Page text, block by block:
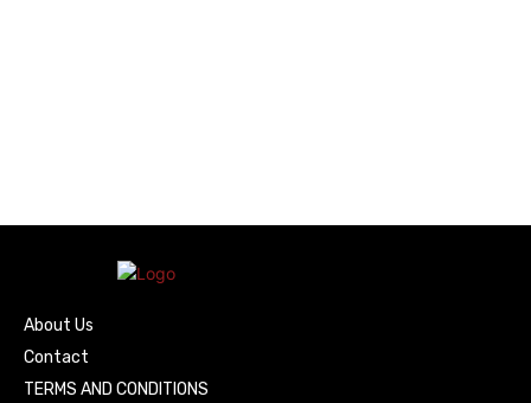
About Us
Contact
TERMS AND CONDITIONS